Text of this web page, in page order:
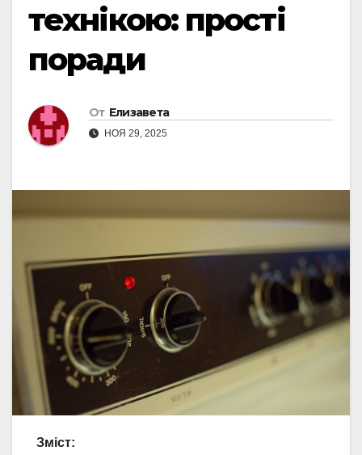
технікою: прості
поради
От Елизавета
НОЯ 29, 2025
Зміст: